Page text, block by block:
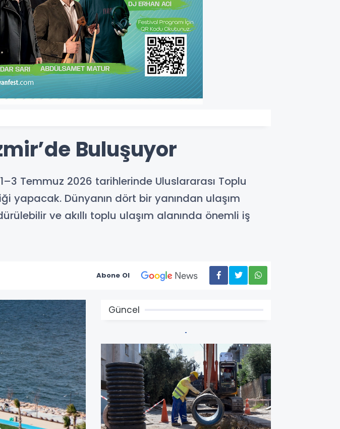
Buluşuyor
Temmuz 2026 tarihlerinde Uluslararası Toplu
yapacak. Dünyanın dört bir yanından ulaşım
ve akıllı toplu ulaşım alanında önemli iş
Abone Ol
Güncel